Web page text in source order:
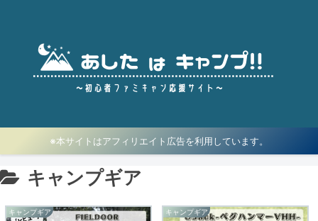
※本サイトはアフィリエイト広告を利用しています。
キャンプギア
キャンプギア キャンプギア